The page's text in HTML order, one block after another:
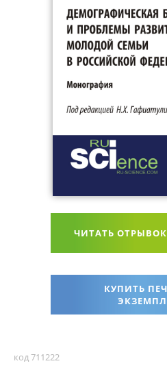
ЧИТАТЬ ОТРЫВОК
КУПИТЬ
код 711222